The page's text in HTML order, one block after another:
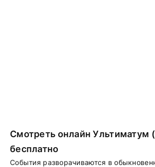
Смотреть онлайн Ультиматум
бесплатно
События разворачиваются в